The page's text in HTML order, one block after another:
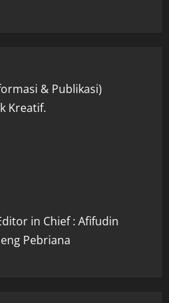
& Publikasi)
Kreatif.
in Chief : Afifudin
Pebriana